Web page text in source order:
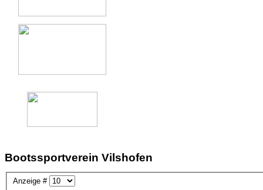
Bootssportverein Vilshofen
Anzeige #